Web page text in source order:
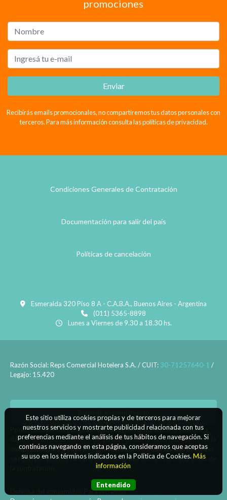
promociones
Enviar
Recibirás emails promocionales, no compartiremos tus datos personales con
terceros. Para más información consulta las políticas de privacidad.
Condiciones Generales de Contratación
Documentación para salir del país
Políticas de cancelación
Esmeralda 320 Piso 8 A - C.A.B.A., Buenos Aires - Argentina
(011) 5365-8898
Lunes a Viernes de 9.30 a 18.30 hs.
Razón Social: Reps Comercial Hotelera S.A. / CUIT: 30-71257640-1 /
Legajo: 15.420
Podés cancelar tus compras realizadas de forma online o telefonica
dentro de un plazo máximo de 10 días desde la fecha que realizaste la
compra (Disp.954/2025). Según decreto 809/2024 las tarifas aéreas
se rigen por política tarifaria de la compañía aérea informada antes de
Defensa del consumidor. Para reclamosingrese aquí
Este sitio utiliza cookies propias y de terceros para mejorar
nuestros servicios y mostrarte publicidad relacionada con tus
preferencias mediante el análisis de tus hábitos de navegación. Si
continúas navegando en esta página, consideramos que aceptas
su uso en los términos indicados en la Política de Cookies. Más
información
Entendido